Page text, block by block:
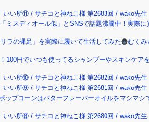
いい所⑪ / サチコと神ねこ様 第2683回 / wako先生
ミスディオール似」とSNSで話題沸騰中！実際
ラの裸足」を実際に履いて生活してみた
むくみ
100円でいつも使ってるシャンプーやスキンケア
いい所⑩ / サチコと神ねこ様 第2682回 / wako先生
いい所⑨ / サチコと神ねこ様 第2681回 / wako先生
ップコーンはバターフレーバーオイルをマシマシ
いい所⑧ / サチコと神ねこ様 第2680回 / wako先生